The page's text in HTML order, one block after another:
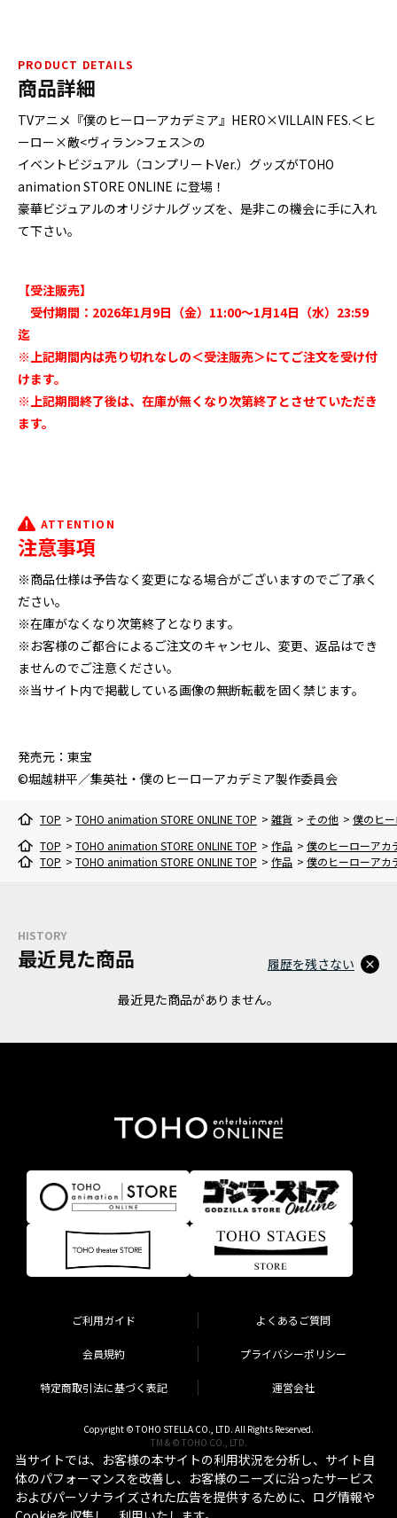
PRODUCT DETAILS
商品詳細
TVアニメ『僕のヒーローアカデミア』HERO×VILLAIN FES.＜ヒ
ーロー×敵<ヴィラン>フェス＞の
イベントビジュアル（コンプリートVer.）グッズがTOHO
animation STORE ONLINE に登場！
豪華ビジュアルのオリジナルグッズを、是非この機会に手に入れ
て下さい。
【受注販売】
受付期間：2026年1月9日（金）11:00～1月14日（水）23:59
迄
※上記期間内は売り切れなしの＜受注販売＞にてご注文を受け付
けます。
※上記期間終了後は、在庫が無くなり次第終了とさせていただき
ます。
ATTENTION
注意事項
※商品仕様は予告なく変更になる場合がございますのでご了承く
ださい。
※在庫がなくなり次第終了となります。
※お客様のご都合によるご注文のキャンセル、変更、返品はでき
ませんのでご注意ください。
※当サイト内で掲載している画像の無断転載を固く禁じます。
発売元：東宝
©堀越耕平／集英社・僕のヒーローアカデミア製作委員会
TOP > TOHO animation STORE ONLINE TOP > 雑貨 > その他 > 僕のヒ
TOP > TOHO animation STORE ONLINE TOP > 作品 > 僕のヒーローアカ
TOP > TOHO animation STORE ONLINE TOP > 作品 > 僕のヒーローアカ
HISTORY
最近見た商品
最近見た商品がありません。
履歴を残さない
ご利用ガイド よくあるご質問
会員規約 プライバシーポリシー
特定商取引法に基づく表記 運営会社
Copyright © TOHO STELLA CO., LTD. All Rights Reserved.
TM & © TOHO CO., LTD.
当サイトでは、お客様の本サイトの利用状況を分析し、サイト自
体のパフォーマンスを改善し、お客様のニーズに沿ったサービス
およびパーソナライズされた広告を提供するために、ログ情報や